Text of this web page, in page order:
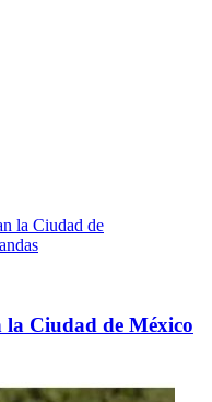
la Ciudad de México